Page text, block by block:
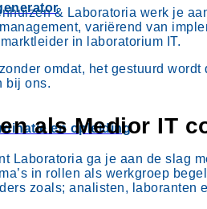
en opleiding
& Laboratoria werk je
variërend van
in laboratorium IT.
omdat, het gestuurd
bij ons.
als Medior IT
Laboratoria ga je aan de slag
in rollen als werkgroep
zoals; analisten, laboranten